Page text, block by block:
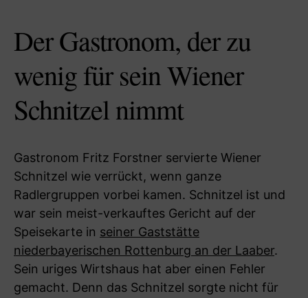
Der Gastronom, der zu
wenig für sein Wiener
Schnitzel nimmt
Gastronom Fritz Forstner servierte Wiener
Schnitzel wie verrückt, wenn ganze
Radlergruppen vorbei kamen. Schnitzel ist und
war sein meist-verkauftes Gericht auf der
Speisekarte in seiner Gaststätte
niederbayerischen Rottenburg an der Laaber.
Sein uriges Wirtshaus hat aber einen Fehler
gemacht. Denn das Schnitzel sorgte nicht für